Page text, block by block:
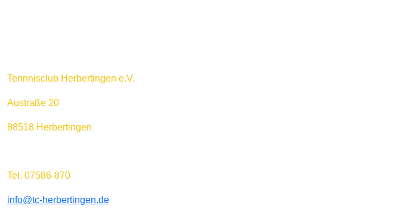
Tennnisclub Herbertingen e.V.
Austraße 20
88518 Herbertingen
Tel. 07586-870
info@tc-herbertingen.de